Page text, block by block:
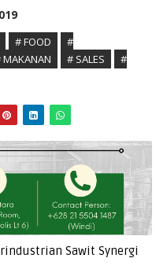
# FOOD
#
MAKANAN # SALES
#
Sawit Synergi